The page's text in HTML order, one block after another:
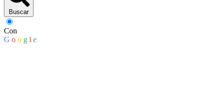
Buscar
Con
G o o g l e